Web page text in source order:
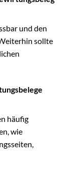
und den
sollte
häufig
wie